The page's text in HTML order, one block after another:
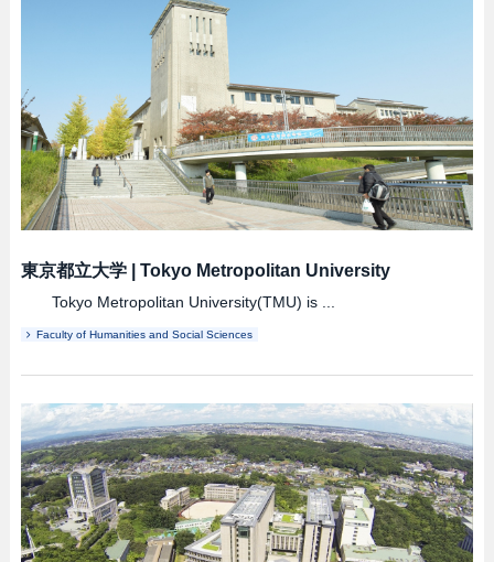
東京都立大学| Tokyo Metropolitan University
Tokyo Metropolitan University(TMU) is ...
Faculty of Humanities and Social Sciences